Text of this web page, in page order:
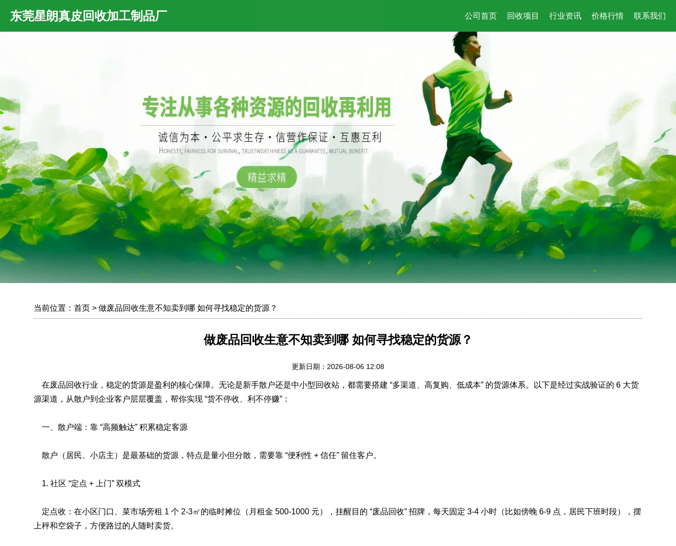
东莞星朗真皮回收加工制品厂 公司首页 回收项目 行业资讯 价格行情 联系我们
当前位置：首页 > 做废品回收生意不知卖到哪 如何寻找稳定的货源？
做废品回收生意不知卖到哪 如何寻找稳定的货源？
更新日期：2026-08-06 12:08
在废品回收行业，稳定的货源是盈利的核心保障。无论是新手散户还是中小型回收站，都需要搭建 “多渠道、高复购、低成本” 的货源体系。以下是经过实战验证的 6 大货
源渠道，从散户到企业客户层层覆盖，帮你实现 “货不停收、利不停赚”：
一、散户端：靠 “高频触达” 积累稳定客源
散户（居民、小店主）是最基础的货源，特点是量小但分散，需要靠 “便利性 + 信任” 留住客户。
1. 社区 “定点 + 上门” 双模式
定点收：在小区门口、菜市场旁租 1 个 2-3㎡的临时摊位（月租金 500-1000 元），挂醒目的 “废品回收” 招牌，每天固定 3-4 小时（比如傍晚 6-9 点，居民下班时段），摆
上秤和空袋子，方便路过的人随时卖货。